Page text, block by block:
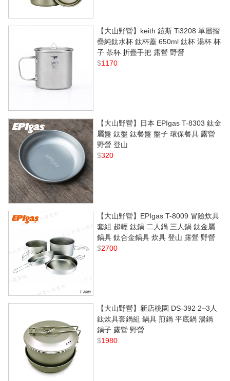
【大山野營】keith 鎧斯 Ti3208 單層摺
疊純鈦水杯 鈦杯蓋 650ml 鈦杯 湯杯 杯
子 茶杯 折疊手把 露營 野營
$1170
【大山野營】日本 EPIgas T-8303 鈦金
屬盤 鈦盤 鈦餐盤 盤子 環保餐具 露營
野營 登山
$320
【大山野營】EPIgas T-8009 冒險炊具
套組 超輕 鈦鍋 二人鍋 三人鍋 鈦金屬
鍋具 鈦合金鍋具 炊具 登山 露營 野營
$2700
【大山野營】新店桃園 DS-392 2~3人
鈦炊具套鍋組 鍋具 煎鍋 平底鍋 湯鍋
鍋子 露營 野營
$1980